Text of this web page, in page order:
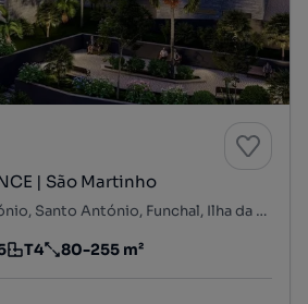
| São Martinho
Caminho Santo António, Santo António, Funchal, Ilha da Madeira
do empreendimento imobiliário
T4 80-255 m²